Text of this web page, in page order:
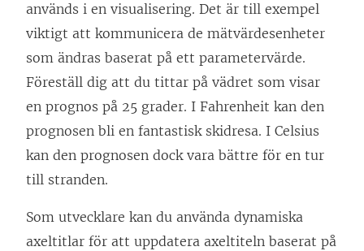
används i en visualisering. Det är till exempel
viktigt att kommunicera de mätvärdesenheter
som ändras baserat på ett parametervärde.
Föreställ dig att du tittar på vädret som visar
en prognos på 25 grader. I Fahrenheit kan den
prognosen bli en fantastisk skidresa. I Celsius
kan den prognosen dock vara bättre för en tur
till stranden.
Som utvecklare kan du använda dynamiska
axeltitlar för att uppdatera axeltiteln baserat på